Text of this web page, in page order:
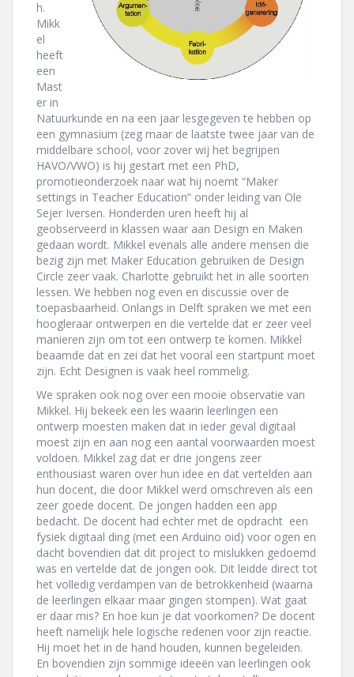
h.
Mikk
el
heeft
een
Mast
er in
Natuurkunde en na een jaar lesgegeven te hebben op
een gymnasium (zeg maar de laatste twee jaar van de
middelbare school, voor zover wij het begrijpen
HAVO/VWO) is hij gestart met een PhD,
promotieonderzoek naar wat hij noemt “Maker
settings in Teacher Education” onder leiding van Ole
Sejer Iversen. Honderden uren heeft hij al
geobserveerd in klassen waar aan Design en Maken
gedaan wordt. Mikkel evenals alle andere mensen die
bezig zijn met Maker Education gebruiken de Design
Circle zeer vaak. Charlotte gebruikt het in alle soorten
lessen. We hebben nog even en discussie over de
toepasbaarheid. Onlangs in Delft spraken we met een
hoogleraar ontwerpen en die vertelde dat er zeer veel
manieren zijn om tot een ontwerp te komen. Mikkel
beaamde dat en zei dat het vooral een startpunt moet
zijn. Echt Designen is vaak heel rommelig.
We spraken ook nog over een mooie observatie van
Mikkel. Hij bekeek een les waarin leerlingen een
ontwerp moesten maken dat in ieder geval digitaal
moest zijn en aan nog een aantal voorwaarden moest
voldoen. Mikkel zag dat er drie jongens zeer
enthousiast waren over hun idee en dat vertelden aan
hun docent, die door Mikkel werd omschreven als een
zeer goede docent. De jongen hadden een app
bedacht. De docent had echter met de opdracht een
fysiek digitaal ding (met een Arduino oid) voor ogen en
dacht bovendien dat dit project to mislukken gedoemd
was en vertelde dat de jongen ook. Dit leidde direct tot
het volledig verdampen van de betrokkenheid (waarna
de leerlingen elkaar maar gingen stompen). Wat gaat
er daar mis? En hoe kun je dat voorkomen? De docent
heeft namelijk hele logische redenen voor zijn reactie.
Hij moet het in de hand houden, kunnen begeleiden.
En bovendien zijn sommige ideeën van leerlingen ook